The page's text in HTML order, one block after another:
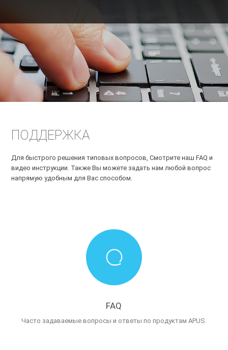
ПОДДЕРЖКА
Для быстрого решения типовых вопросов, Смотрите наш FAQ и
видео инструкции. Также Вы можете задать нам любой вопрос
напрямую удобным для Вас способом.
FAQ
Часто задаваемые вопросы и ответы по продуктам APUS.